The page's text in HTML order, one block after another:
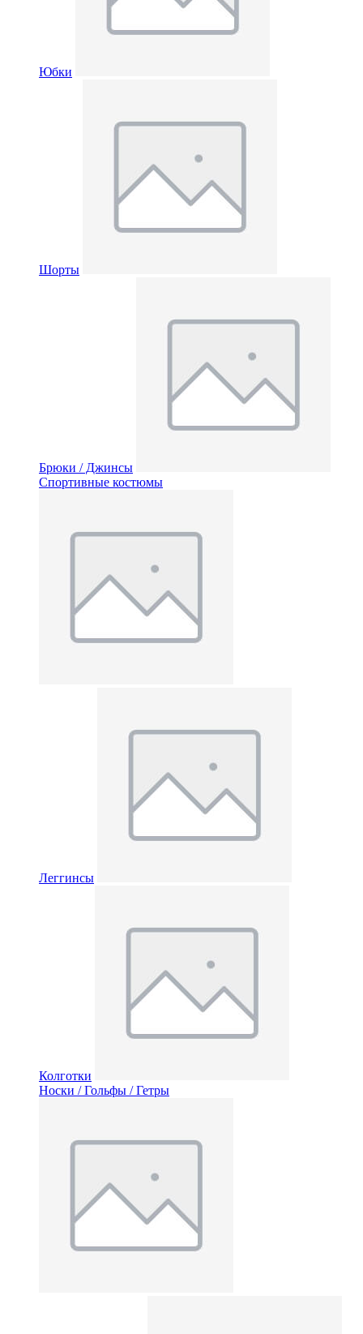
Юбки
Шорты
Брюки / Джинсы
Спортивные костюмы
Леггинсы
Колготки
Носки / Гольфы / Гетры